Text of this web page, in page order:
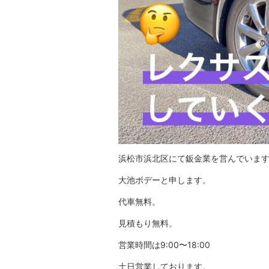
浜松市浜北区にて鈑金業を営んでい
大池ボデーと申します。
代車無料。
見積もり無料。
営業時間は9:00〜18:00
土日営業しております。